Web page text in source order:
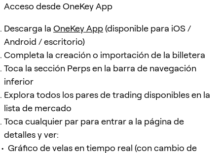
Acceso desde OneKey App
Descarga la OneKey App(disponible para iOS /
Android / escritorio)
Completa la creación o importación de la billetera
Toca la sección Perps en la barra de navegación
inferior
Explora todos los pares de trading disponibles en la
lista de mercado
Toca cualquier par para entrar a la página de
detalles y ver:
Gráfico de velas en tiempo real (con cambio de